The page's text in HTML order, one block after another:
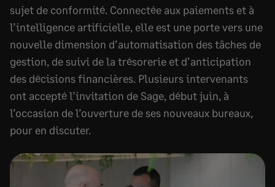
sujet de conformité. Connectée aux paiements et à
l’intelligence artificielle, elle est une porte vers une
nouvelle dimension d’automatisation des tâches de
gestion, de suivi de la trésorerie et d’anticipation
des décisions financières. Plusieurs intervenants
ont accepté l’invitation de Sage, début juin, à
l’occasion de l’ouverture de ses nouveaux bureaux,
pour en discuter.